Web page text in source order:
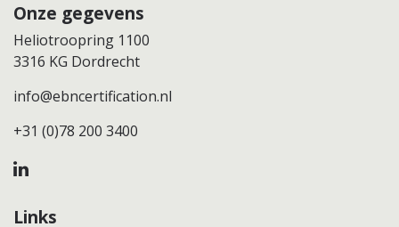
Onze gegevens
Heliotroopring 1100
3316 KG Dordrecht
info@ebncertification.nl
+31 (0)78 200 3400
Links